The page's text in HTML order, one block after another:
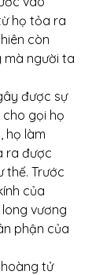
họ tỏa ra
còn
mà người ta
được sự
cho gọi họ
họ làm
ra được
thế. Trước
của
vương
phận của
tử